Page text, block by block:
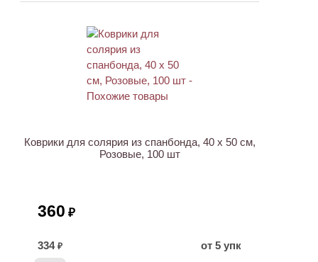
Коврики для солярия из спанбонда, 40 х 50 см,
Розовые, 100 шт
360 ₽
334 ₽
от 5 упк